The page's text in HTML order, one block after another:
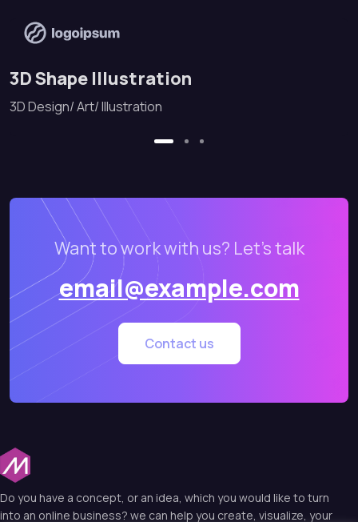
3D Shape Illustration
3D Design/ Art/ Illustration
Want to work with us? Let’s talk
email@example.com
Contact us
Do you have a concept, or an idea, which you would like to turn
into an online business? we can help you create, visualize, your